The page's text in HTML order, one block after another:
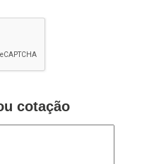
cotação